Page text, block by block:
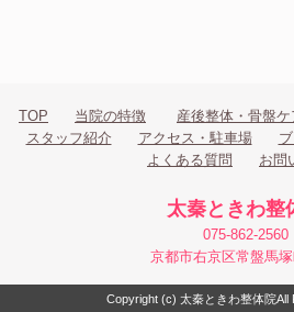
TOP 当院の特徴 産後整体・骨盤ケ
スタッフ紹介
アクセス・駐車場
よくある質問
お問
太秦ときわ整
075-862-2560
京都市右京区常盤馬
Copyright (c) 太秦ときわ整体院All